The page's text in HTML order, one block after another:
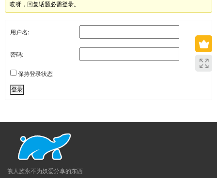
哎呀，回复话题必需登录。
用户名:
密码:
保持登录状态
登录
熊人族永不为奴爱分享的东西